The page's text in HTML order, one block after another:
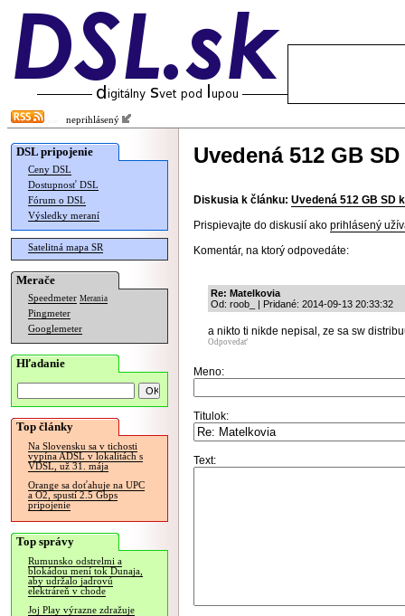
neprihlásený
DSL pripojenie
Ceny DSL
Dostupnosť DSL
Fórum o DSL
Výsledky meraní
Satelitná mapa SR
Merače
Speedmeter Merania
Pingmeter
Googlemeter
Hľadanie
Top články
Na Slovensku sa v tichosti
vypína ADSL v lokalitách s
VDSL, už 31. mája
Orange sa doťahuje na UPC
a O2, spustí 2.5 Gbps
pripojenie
Top správy
Rumunsko odstrelmi a
blokádou mení tok Dunaja,
aby udržalo jadrovú
elektráreň v chode
Joj Play výrazne zdražuje
Uvedená 512 GB
Diskusia k článku: Uvedená 512 GB SD
Prispievajte do diskusií ako prihlásený
Komentár, na ktorý odpovedáte:
Re: Matelkovia
Od: roob_ | Pridané: 2014-09-13 20:33:32
a nikto ti nikde nepisal, ze sa sw
Odpovedať
Meno:
Titulok:
Text: